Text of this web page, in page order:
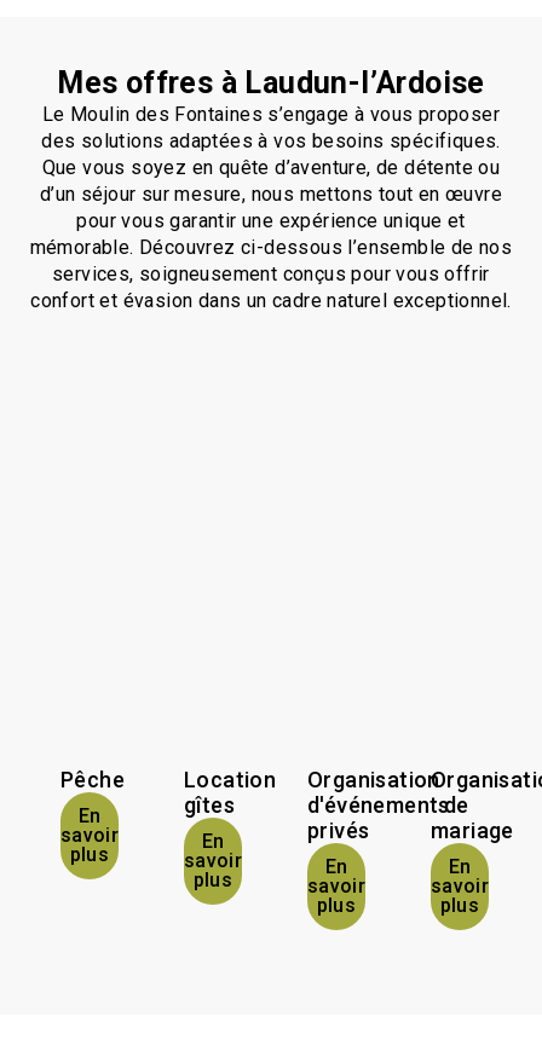
Mes offres à Laudun-l’Ardoise
Le Moulin des Fontaines s’engage à vous proposer
des solutions adaptées à vos besoins spécifiques.
Que vous soyez en quête d’aventure, de détente ou
d’un séjour sur mesure, nous mettons tout en œuvre
pour vous garantir une expérience unique et
mémorable. Découvrez ci-dessous l’ensemble de nos
services, soigneusement conçus pour vous offrir
confort et évasion dans un cadre naturel exceptionnel.
Pêche
En
savoir
plus
Location
gîtes
En
savoir
plus
Organisation
d'événements
privés
En
savoir
plus
de
mariage
En
savoir
plus